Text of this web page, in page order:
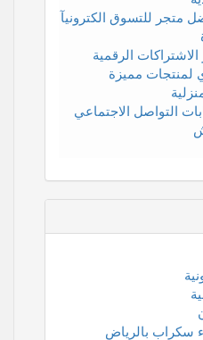
متجر للتسوق الكترونيآ
الرقمية
لمنتجات مميزة
التواصل الاجتماعي
سكراب بالرياض